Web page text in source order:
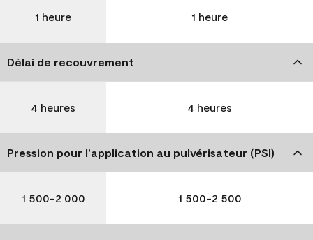
1 heure 1 heure
Délai de recouvrement
4 heures 4 heures
Pression pour l’application au pulvérisateur (PSI)
1 500-2 000 1 500-2 500